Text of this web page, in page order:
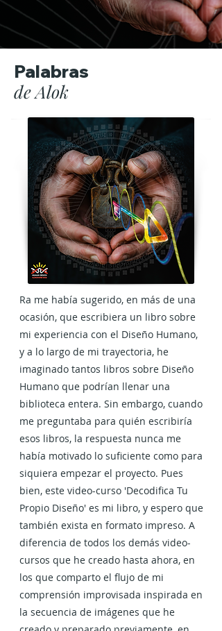
Palabras
de Alok
Ra me había sugerido, en más de una
ocasión, que escribiera un libro sobre
mi experiencia con el Diseño Humano,
y a lo largo de mi trayectoria, he
imaginado tantos libros sobre Diseño
Humano que podrían llenar una
biblioteca entera. Sin embargo, cuando
me preguntaba para quién escribiría
esos libros, la respuesta nunca me
había motivado lo suficiente como para
siquiera empezar el proyecto. Pues
bien, este video-curso 'Decodifica Tu
Propio Diseño' es mi libro, y espero que
también exista en formato impreso. A
diferencia de todos los demás video-
cursos que he creado hasta ahora, en
los que comparto el flujo de mi
comprensión improvisada inspirada en
la secuencia de imágenes que he